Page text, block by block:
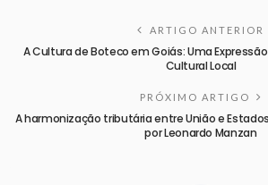
ARTIGO ANTERIOR
A Cultura de Boteco em Goiás: Uma
Cultural Local
PRÓXIMO ARTIGO
A harmonização tributária entre União e
por Leonardo Manzan